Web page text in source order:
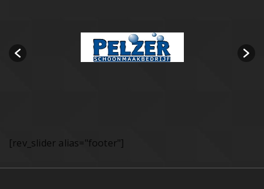
[rev_slider alias="footer"]